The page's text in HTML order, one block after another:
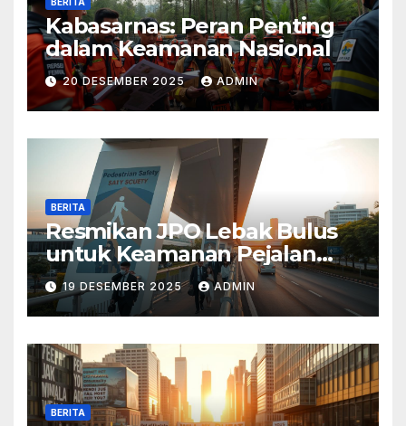
Kabasarnas: Peran Penting
dalam Keamanan Nasional
20 DESEMBER 2025 ADMIN
BERITA
Resmikan JPO Lebak Bulus
untuk Keamanan Pejalan
Kaki
19 DESEMBER 2025 ADMIN
BERITA